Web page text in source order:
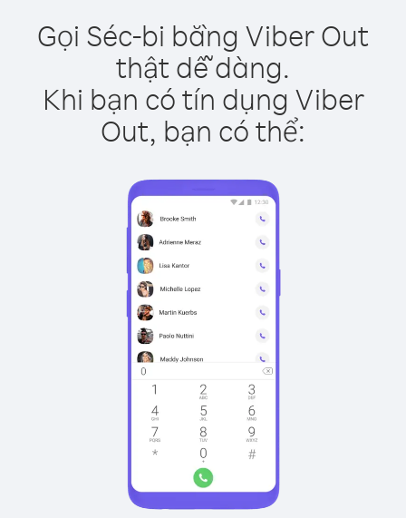
Gọi Séc-bi bằng Viber Out
thật dễ dàng.
Khi bạn có tín dụng Viber
Out, bạn có thể: